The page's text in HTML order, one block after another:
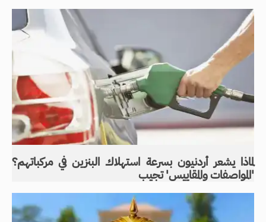
لماذا يشعر أردنيون بسرعة استهلاك البنزين في مركباتهم؟
'المواصفات والمقاييس' تجيب